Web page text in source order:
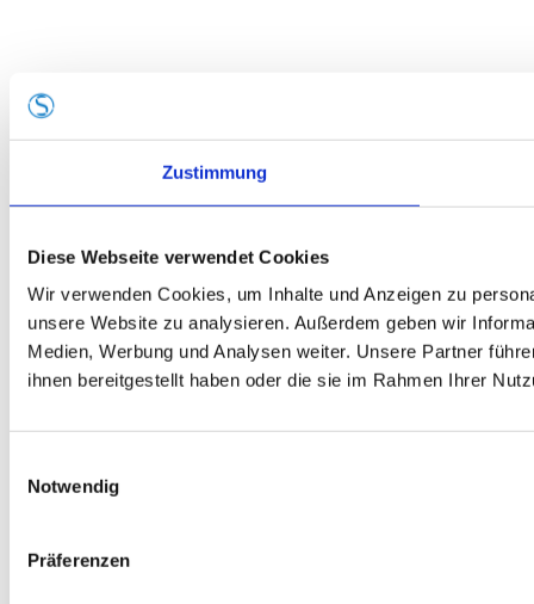
Zustimmung
Diese Webseite verwendet Cookies
Wir verwenden Cookies, um Inhalte und Anzeigen zu
unsere Website zu analysieren. Außerdem geben wir
Medien, Werbung und Analysen weiter. Unsere Partner
ihnen bereitgestellt haben oder die sie im Rahmen Ihrer
Notwendig
Präferenzen